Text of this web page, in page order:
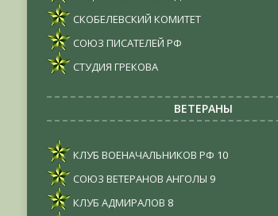
СКОБЕЛЕВСКИЙ КОМИТЕТ
СОЮЗ ПИСАТЕЛЕЙ РФ
СТУДИЯ ГРЕКОВА
ВЕТЕРАНЫ
КЛУБ ВОЕНАЧАЛЬНИКОВ РФ 10
СОЮЗ ВЕТЕРАНОВ АНГОЛЫ 9
КЛУБ АДМИРАЛОВ 8